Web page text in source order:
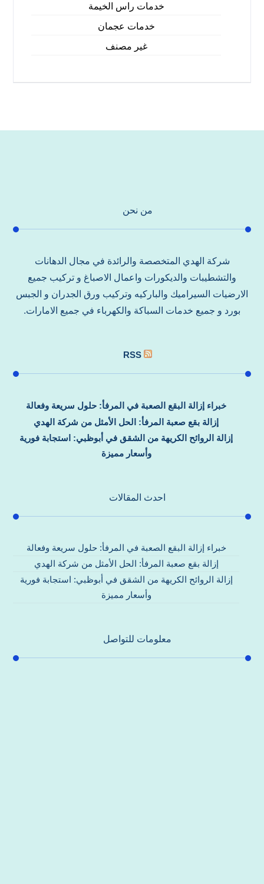
خدمات راس الخيمة
خدمات عجمان
غير مصنف
من نحن
شركة الهدي المتخصصة والرائدة في مجال الدهانات
والتشطيبات والديكورات واعمال الاصباغ و تركيب جميع
الارضيات السيراميك والباركيه وتركيب ورق الجدران و الجبس
بورد و جميع خدمات السباكة والكهرباء في جميع الامارات.
RSS
خبراء إزالة البقع الصعبة في المرفأ: حلول سريعة وفعالة
إزالة بقع صعبة المرفأ: الحل الأمثل من شركة الهدي
إزالة الروائح الكريهة من الشقق في أبوظبي: استجابة فورية
وأسعار مميزة
احدث المقالات
خبراء إزالة البقع الصعبة في المرفأ: حلول سريعة وفعالة
إزالة بقع صعبة المرفأ: الحل الأمثل من شركة الهدي
إزالة الروائح الكريهة من الشقق في أبوظبي: استجابة فورية
وأسعار مميزة
معلومات للتواصل